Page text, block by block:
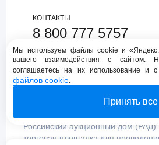
КОНТАКТЫ
8 800 777 5757
support@lot-online.ru
Техническая
Российский аукционный дом
торговая площадка для
Мы используем файлы cookie и
вашего взаимодействия с сайтом.
соглашаетесь на их использование и с
файлов cookie.
Принять все